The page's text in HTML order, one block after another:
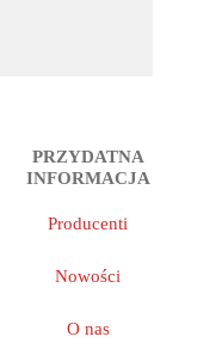
PRZYDATNA
INFORMACJA
Producenti
Nowości
O nas